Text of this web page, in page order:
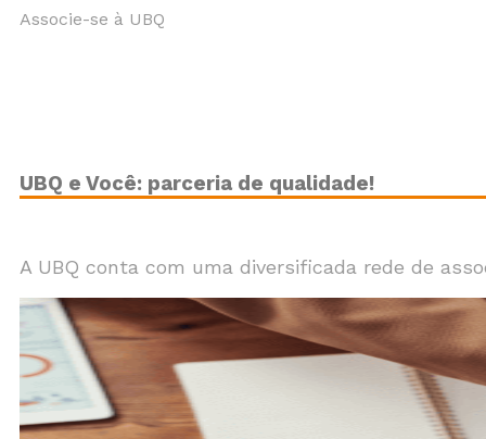
Associe-se à UBQ
UBQ e Você: parceria de qualidade!
A UBQ conta com uma diversificada rede de